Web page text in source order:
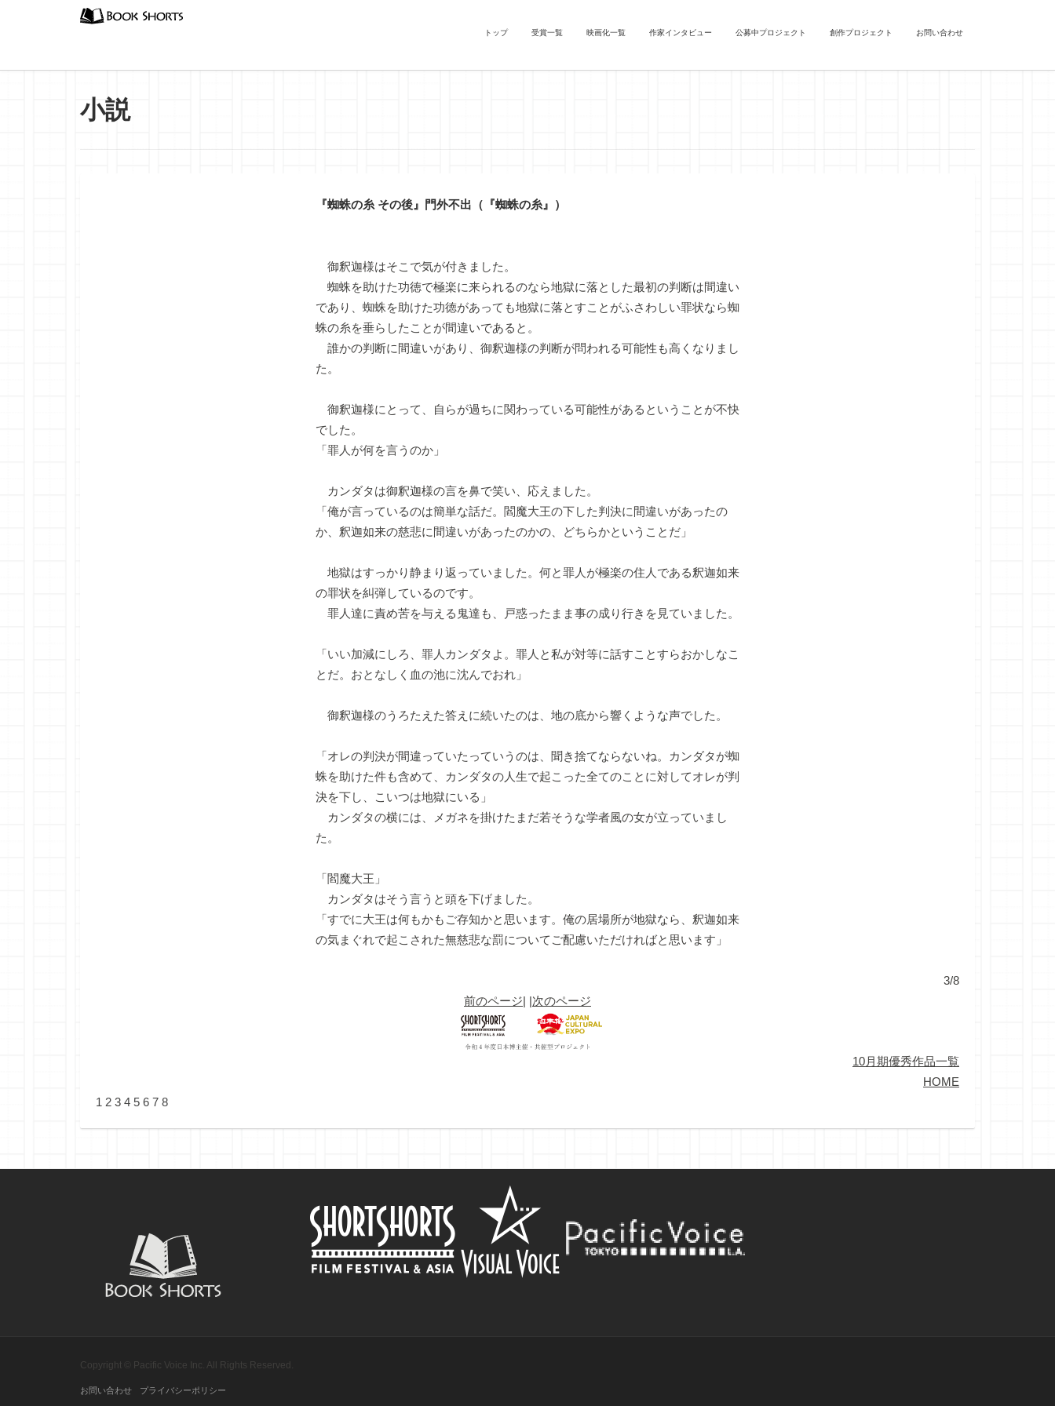
トップ 受賞一覧 映画化一覧 作家インタビュー 公募中プロジェクト 創作プロジェクト お問い合わせ
小説
『蜘蛛の糸 その後』門外不出（『蜘蛛の糸』）
御釈迦様はそこで気が付きました。
蜘蛛を助けた功徳で極楽に来られるのなら地獄に落とした最初の判断は間違い
であり、蜘蛛を助けた功徳があっても地獄に落とすことがふさわしい罪状なら蜘
蛛の糸を垂らしたことが間違いであると。
誰かの判断に間違いがあり、御釈迦様の判断が問われる可能性も高くなりまし
た。
御釈迦様にとって、自らが過ちに関わっている可能性があるということが不快
でした。
「罪人が何を言うのか」
カンダタは御釈迦様の言を鼻で笑い、応えました。
「俺が言っているのは簡単な話だ。閻魔大王の下した判決に間違いがあったの
か、釈迦如来の慈悲に間違いがあったのかの、どちらかということだ」
地獄はすっかり静まり返っていました。何と罪人が極楽の住人である釈迦如来
の罪状を糾弾しているのです。
罪人達に責め苦を与える鬼達も、戸惑ったまま事の成り行きを見ていました。
「いい加減にしろ、罪人カンダタよ。罪人と私が対等に話すことすらおかしなこ
とだ。おとなしく血の池に沈んでおれ」
御釈迦様のうろたえた答えに続いたのは、地の底から響くような声でした。
「オレの判決が間違っていたっていうのは、聞き捨てならないね。カンダタが蜘
蛛を助けた件も含めて、カンダタの人生で起こった全てのことに対してオレが判
決を下し、こいつは地獄にいる」
カンダタの横には、メガネを掛けたまだ若そうな学者風の女が立っていまし
た。
「閻魔大王」
カンダタはそう言うと頭を下げました。
「すでに大王は何もかもご存知かと思います。俺の居場所が地獄なら、釈迦如来
の気まぐれで起こされた無慈悲な罰についてご配慮いただければと思います」
3/8
前のページ| |次のページ
10月期優秀作品一覧
HOME
1 2 3 4 5 6 7 8
Copyright © Pacific Voice Inc. All Rights Reserved.
お問い合わせ プライバシーポリシー